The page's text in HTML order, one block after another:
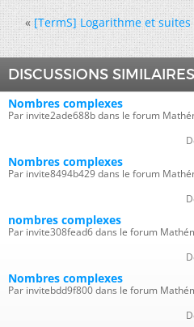
« [TermS] Logarithme et suites
DISCUSSIONS SIMILAIRES
Nombres complexes
Par invite2ade688b dans le forum
Nombres complexes
Par invite8494b429 dans le forum
nombres complexes
Par invite308fead6 dans le forum
Nombres complexes
Par invitebdd9f800 dans le forum